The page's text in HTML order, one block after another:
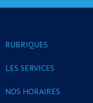
RUBRIQUES
LES SERVICES
NOS HORAIRES